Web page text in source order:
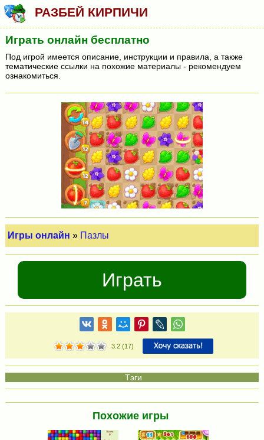
РАЗБЕЙ КИРПИЧИ
Играть онлайн бесплатно
Под игрой имеется описание, инструкции и правила, а также
тематические ссылки на похожие материалы - рекомендуем
ознакомиться.
Игры онлайн » Пазлы
Играть
3.2(17)
Похожие игры